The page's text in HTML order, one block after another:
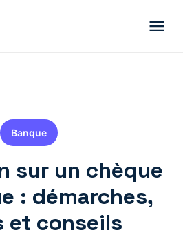
Banque
sur un chèque
: démarches,
et conseils